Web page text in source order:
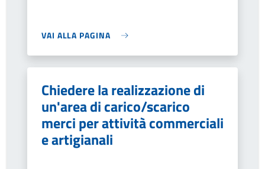
VAI ALLA PAGINA
Chiedere la realizzazione di
un'area di carico/scarico
merci per attività commerciali
e artigianali